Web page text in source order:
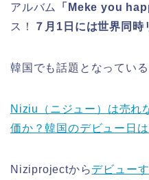
アルバム
「Meke you
ス！
７月1日には世界同時
韓国でも話題となっている
Niziu（ニジュー）は売れ
価か？韓国のデビュー日は
Niziprojectからデビュー